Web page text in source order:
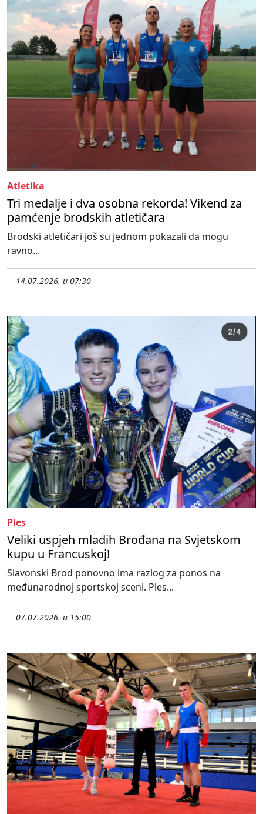
Atletika
Tri medalje i dva osobna rekorda! Vikend za
pamćenje brodskih atletičara
Brodski atletičari još su jednom pokazali da mogu
ravno...
14.07.2026. u 07:30
Ples
Veliki uspjeh mladih Brođana na Svjetskom
kupu u Francuskoj!
Slavonski Brod ponovno ima razlog za ponos na
međunarodnoj sportskoj sceni. Ples...
07.07.2026. u 15:00